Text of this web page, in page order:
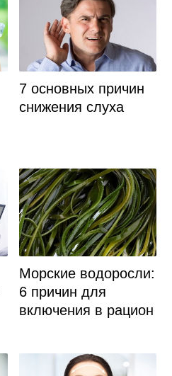
7 основных причин
снижения слуха
Морские водоросли:
6 причин для
включения в рацион